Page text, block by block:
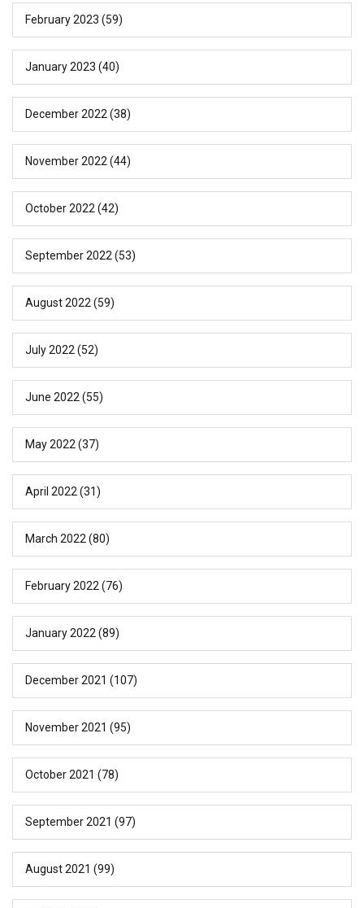
February 2023 (59)
January 2023 (40)
December 2022 (38)
November 2022 (44)
October 2022 (42)
September 2022 (53)
August 2022 (59)
July 2022 (52)
June 2022 (55)
May 2022 (37)
April 2022 (31)
March 2022 (80)
February 2022 (76)
January 2022 (89)
December 2021 (107)
November 2021 (95)
October 2021 (78)
September 2021 (97)
August 2021 (99)